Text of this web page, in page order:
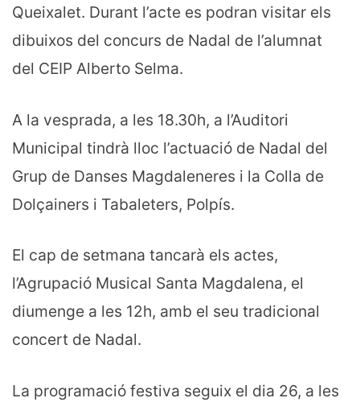
Queixalet. Durant l’acte es podran visitar els
dibuixos del concurs de Nadal de l’alumnat
del CEIP Alberto Selma.
A la vesprada, a les 18.30h, a l’Auditori
Municipal tindrà lloc l’actuació de Nadal del
Grup de Danses Magdaleneres i la Colla de
Dolçainers i Tabaleters, Polpís.
El cap de setmana tancarà els actes,
l’Agrupació Musical Santa Magdalena, el
diumenge a les 12h, amb el seu tradicional
concert de Nadal.
La programació festiva seguix el dia 26, a les